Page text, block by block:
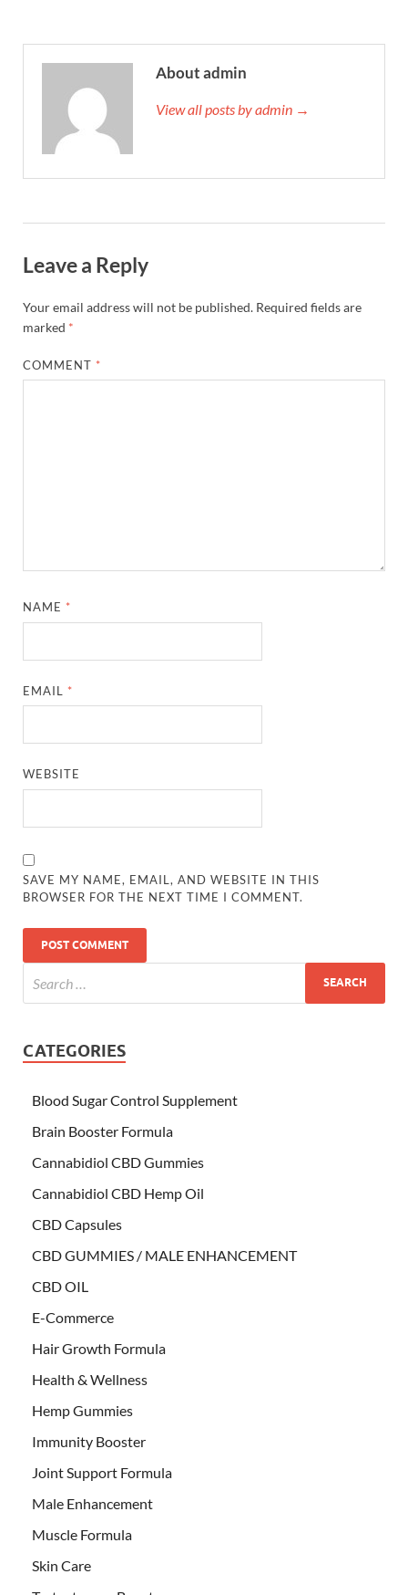
About admin
View all posts by admin →
Leave a Reply
Your email address will not be published. Required fields are
marked *
COMMENT *
NAME *
EMAIL *
WEBSITE
SAVE MY NAME, EMAIL, AND WEBSITE IN THIS
BROWSER FOR THE NEXT TIME I COMMENT.
CATEGORIES
Blood Sugar Control Supplement
Brain Booster Formula
Cannabidiol CBD Gummies
Cannabidiol CBD Hemp Oil
CBD Capsules
CBD GUMMIES / MALE ENHANCEMENT
CBD OIL
E-Commerce
Hair Growth Formula
Health & Wellness
Hemp Gummies
Immunity Booster
Joint Support Formula
Male Enhancement
Muscle Formula
Skin Care